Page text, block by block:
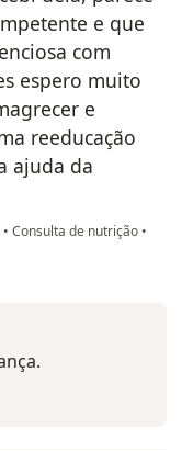
e que
com
espero muito
e
reeducação
ajuda da
• Consulta de nutrição •